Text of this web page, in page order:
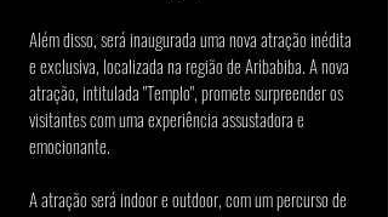
Além disso, será inaugurada uma nova atração inédita
e exclusiva, localizada na região de Aribabiba. A nova
atração, intitulada "Templo", promete surpreender os
visitantes com uma experiência assustadora e
emocionante.
A atração será indoor e outdoor, com um percurso de